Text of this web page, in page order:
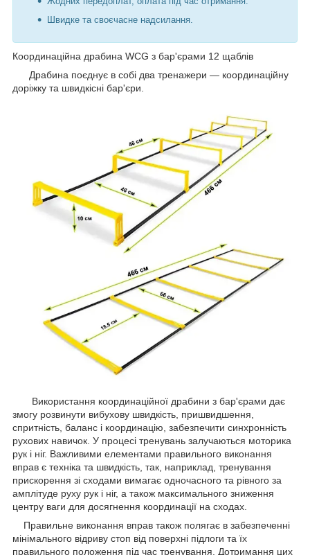
Швидке та своєчасне надсилання.
Координаційна драбина WCG з бар'єрами 12 щаблів
Драбина поєднує в собі два тренажери — координаційну
доріжку та швидкісні бар'єри.
Використання координаційної драбини з бар'єрами дає
змогу розвинути вибухову швидкість, пришвидшення,
спритність, баланс і координацію, забезпечити синхронність
рухових навичок. У процесі тренувань залучаються моторика
рук і ніг. Важливими елементами правильного виконання
вправ є техніка та швидкість, так, наприклад, тренування
прискорення зі сходами вимагає одночасного та рівного за
амплітуде руху рук і ніг, а також максимального зниження
центру ваги для досягнення координації на сходах.
Правильне виконання вправ також полягає в забезпеченні
мінімального відриву стоп від поверхні підлоги та їх
правильного положення під час тренування. Дотримання цих